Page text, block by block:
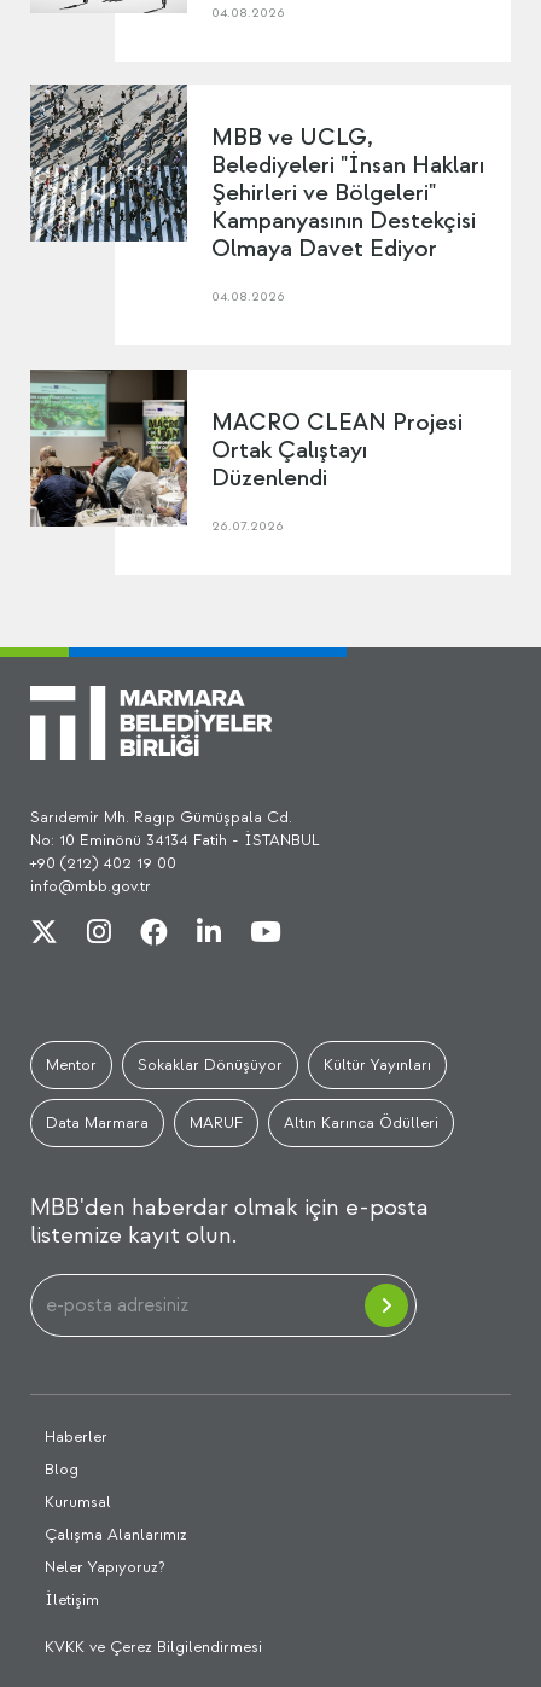
04.08.2026
MBB ve UCLG,
Belediyeleri "İnsan Hakları
Şehirleri ve Bölgeleri"
Kampanyasının Destekçisi
Olmaya Davet Ediyor
04.08.2026
MACRO CLEAN Projesi
Ortak Çalıştayı
Düzenlendi
26.07.2026
Sarıdemir Mh. Ragıp Gümüşpala Cd.
No: 10 Eminönü 34134 Fatih - İSTANBUL
+90 (212) 402 19 00
info@mbb.gov.tr
Mentor Sokaklar Dönüşüyor Kültür Yayınları
Data Marmara MARUF Altın Karınca Ödülleri
MBB'den haberdar olmak için e-posta
listemize kayıt olun.
Haberler
Blog
Kurumsal
Çalışma Alanlarımız
Neler Yapıyoruz?
İletişim
KVKK ve Çerez Bilgilendirmesi